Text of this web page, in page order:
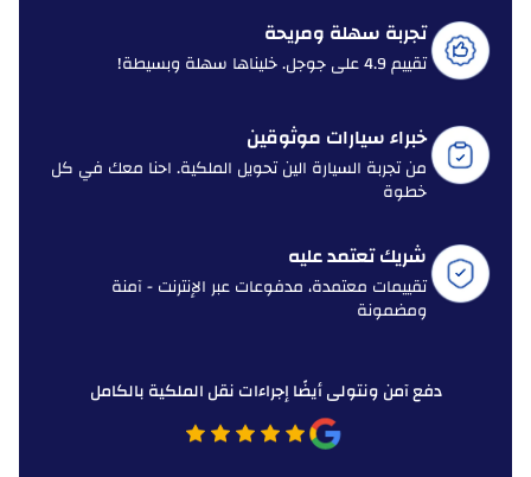
تجربة سهلة ومريحة
تقييم 4.9 على جوجل. خليناها سهلة وبسيطة!
خبراء سيارات موثوقين
من تجربة السيارة الين تحويل الملكية. احنا معك في كل
خطوة
شريك تعتمد عليه
تقييمات معتمدة، مدفوعات عبر الإنترنت - آمنة
ومضمونة
دفع آمن ونتولى أيضًا إجراءات نقل الملكية بالكامل